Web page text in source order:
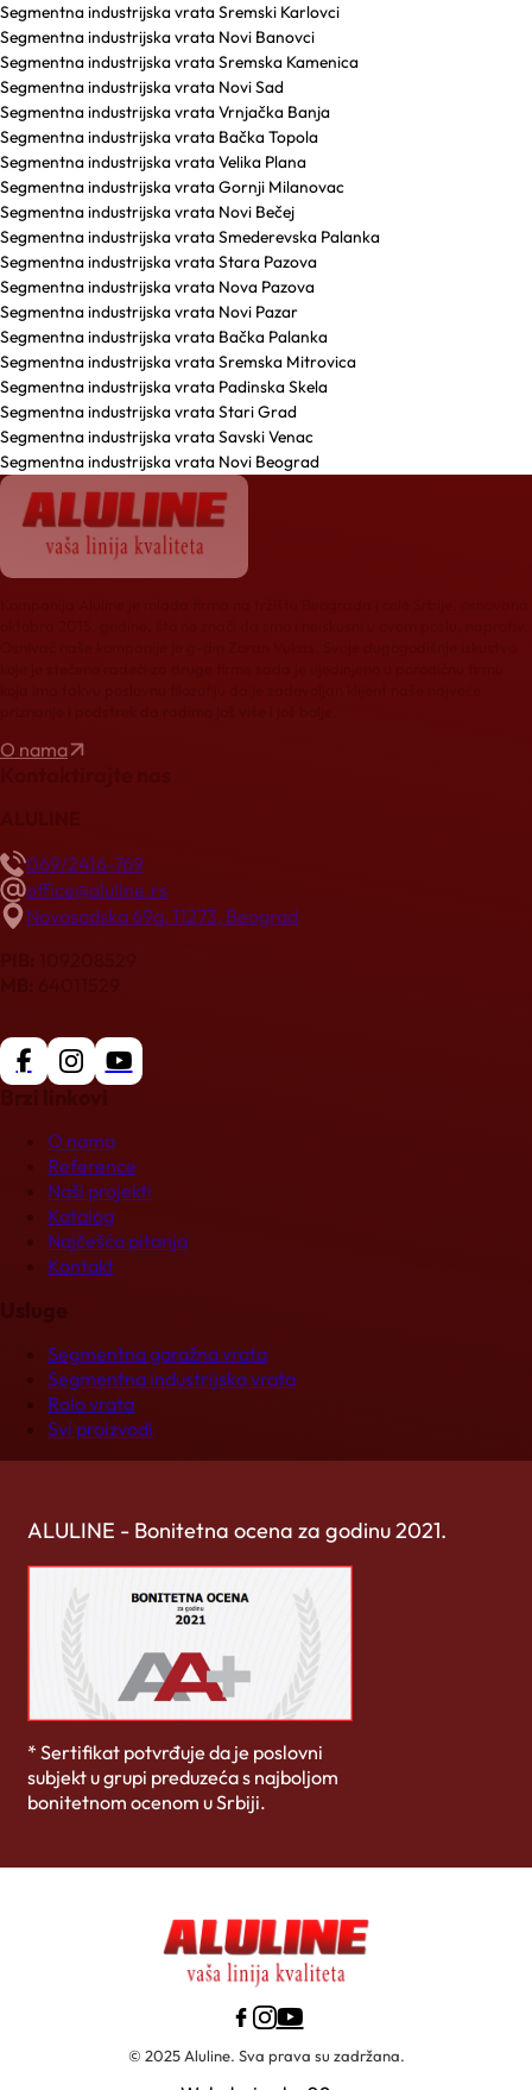
Segmentna industrijska vrata Sremski Karlovci
Segmentna industrijska vrata Novi Banovci
Segmentna industrijska vrata Sremska Kamenica
Segmentna industrijska vrata Novi Sad
Segmentna industrijska vrata Vrnjačka Banja
Segmentna industrijska vrata Bačka Topola
Segmentna industrijska vrata Velika Plana
Segmentna industrijska vrata Gornji Milanovac
Segmentna industrijska vrata Novi Bečej
Segmentna industrijska vrata Smederevska Palanka
Segmentna industrijska vrata Stara Pazova
Segmentna industrijska vrata Nova Pazova
Segmentna industrijska vrata Novi Pazar
Segmentna industrijska vrata Bačka Palanka
Segmentna industrijska vrata Sremska Mitrovica
Segmentna industrijska vrata Padinska Skela
Segmentna industrijska vrata Stari Grad
Segmentna industrijska vrata Savski Venac
Segmentna industrijska vrata Novi Beograd
O nama
O nama
Reference
Naši projekti
Katalog
Najčešća pitanja
Kontakt
Segmentna garažna vrata
Segmentna industrijska vrata
Rolo vrata
Svi proizvodi
069/2416-769
office@aluline.rs
Novosadska 69a, 11273, Beograd
ALULINE - Bonitetna ocena za godinu 2021.
* Sertifikat potvrđuje da je poslovni
subjekt u grupi preduzeća s najboljom
bonitetnom ocenom u Srbiji.
© 2025 Aluline. Sva prava su zadržana.